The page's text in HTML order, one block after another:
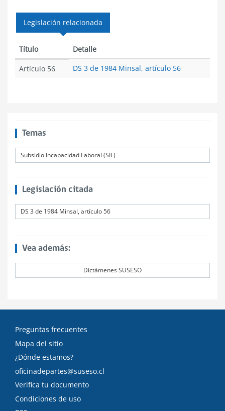
Legislación relacionada
Título Detalle
Artículo 56 DS 3 de 1984 Minsal, artículo 56
Temas
Subsidio Incapacidad Laboral (SIL)
Legislación citada
DS 3 de 1984 Minsal, artículo 56
Vea además:
Dictámenes SUSESO
Preguntas frecuentes
Mapa del sitio
¿Dónde estamos?
oficinadepartes@suseso.cl
Verifica tu documento
Condiciones de uso